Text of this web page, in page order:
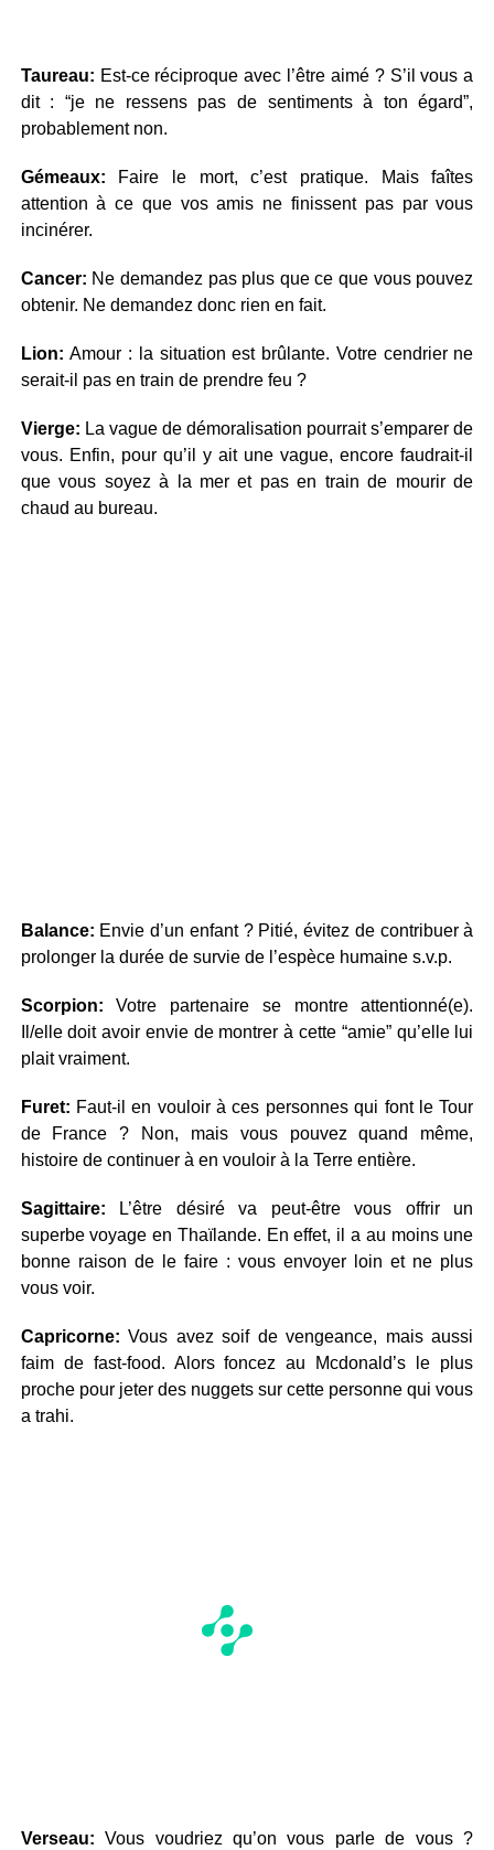
Taureau: Est-ce réciproque avec l’être aimé ? S’il vous a
dit : “je ne ressens pas de sentiments à ton égard”,
probablement non.
Gémeaux: Faire le mort, c’est pratique. Mais faîtes
attention à ce que vos amis ne finissent pas par vous
incinérer.
Cancer: Ne demandez pas plus que ce que vous pouvez
obtenir. Ne demandez donc rien en fait.
Lion:Amour : la situation est brûlante. Votre cendrier ne
serait-il pas en train de prendre feu ?
Vierge: La vague de démoralisation pourrait s’emparer de
vous. Enfin, pour qu’il y ait une vague, encore faudrait-il
que vous soyez à la mer et pas en train de mourir de
chaud au bureau.
Balance: Envie d’un enfant ? Pitié, évitez de contribuer à
prolonger la durée de survie de l’espèce humaine s.v.p.
Scorpion:Votre partenaire se montre attentionné(e).
Il/elle doit avoir envie de montrer à cette “amie” qu’elle lui
plait vraiment.
Furet: Faut-il en vouloir à ces personnes qui font le Tour
de France ? Non, mais vous pouvez quand même,
histoire de continuer à en vouloir à la Terre entière.
Sagittaire:
L’être désiré va peut-être vous offrir un
superbe voyage en Thaïlande. En effet, il a au moins une
bonne raison de le faire : vous envoyer loin et ne plus
vous voir.
Capricorne:Vous avez soif de vengeance, mais aussi
faim de fast-food. Alors foncez au Mcdonald’s le plus
proche pour jeter des nuggets sur cette personne qui vous
a trahi.
Verseau:Vous voudriez qu’on vous parle de vous ?